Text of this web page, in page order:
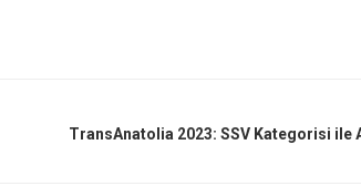
TransAnatolia 2023: SSV Kategorisi ile